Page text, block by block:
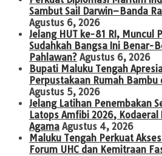
Sambut Sail Darwin–Banda
Agustus 6, 2026
Jelang HUT ke-81 RI, Muncul
Sudahkah Bangsa Ini Benar-
Pahlawan? Agustus 6, 2026
Bupati Maluku Tengah
Perpustakaan Rumah Bambu
Agustus 5, 2026
Jelang Latihan Penembakan
Latops Amfibi 2026, Kodaeral
Agama Agustus 4, 2026
Maluku Tengah Perkuat
Forum UHC dan Kemitraan